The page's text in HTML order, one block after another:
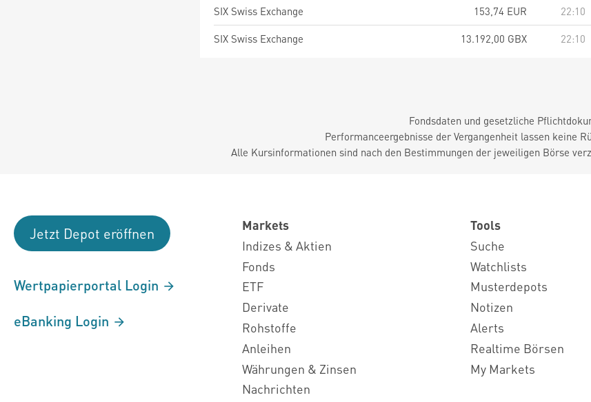
SIX Swiss Exchange
153,74 EUR 22:10
SIX Swiss Exchange
13.192,00 GBX 22:10
Fondsdaten und gesetzliche
Performanceergebnisse der Vergangenheit lassen keine
Alle Kursinformationen sind nach den Bestimmungen der jeweiligen Börse
Jetzt Depot eröffnen
Wertpapierportal Login
eBanking Login
Markets
Indizes & Aktien
Fonds
ETF
Derivate
Rohstoffe
Anleihen
Währungen & Zinsen
Nachrichten
Tools
Suche
Watchlists
Musterdepots
Notizen
Alerts
Realtime Börsen
My Markets